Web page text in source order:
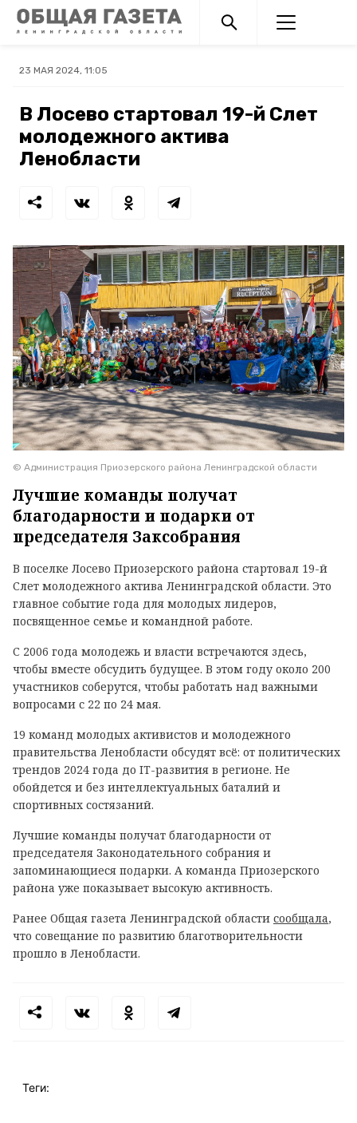
23 МАЯ 2024, 11:05
В Лосево стартовал 19-й Слет
молодежного актива
Ленобласти
© Администрация Приозерского района Ленинградской области
Лучшие команды получат
благодарности и подарки от
председателя Заксобрания
В поселке Лосево Приозерского района стартовал 19-й
Слет молодежного актива Ленинградской области. Это
главное событие года для молодых лидеров,
посвященное семье и командной работе.
С 2006 года молодежь и власти встречаются здесь,
чтобы вместе обсудить будущее. В этом году около 200
участников соберутся, чтобы работать над важными
вопросами с 22 по 24 мая.
19 команд молодых активистов и молодежного
правительства Ленобласти обсудят всё: от политических
трендов 2024 года до IT-развития в регионе. Не
обойдется и без интеллектуальных баталий и
спортивных состязаний.
Лучшие команды получат благодарности от
председателя Законодательного собрания и
запоминающиеся подарки. А команда Приозерского
района уже показывает высокую активность.
Ранее Общая газета Ленинградской области сообщала,
что совещание по развитию благотворительности
прошло в Ленобласти.
Теги: